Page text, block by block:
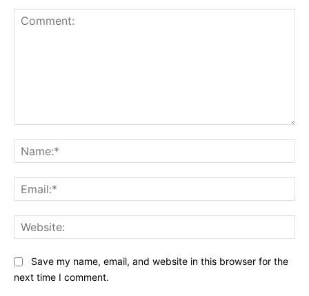
Save my name, email, and website in this browser for the
next time I comment.